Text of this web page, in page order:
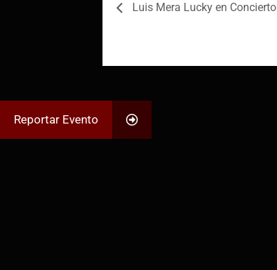
Luis Mera Lucky en Concierto
Reportar Evento